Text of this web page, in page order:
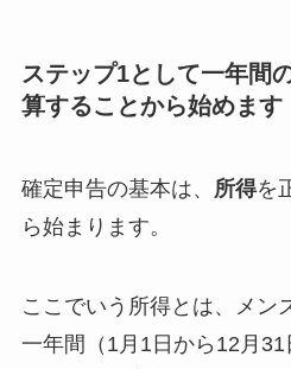
ステップ1として一年間
算することから始めます
確定申告の基本は、 所得を
ら始まります。
ここでいう所得とは、メン
一年間（1月1日から12月31